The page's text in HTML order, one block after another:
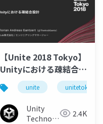
【Unite 2018 Tokyo】
Unityにおける疎結合設
計 ～UIへの適用事例か
ら学ぶ、テクニックと
メリット～
unite unitetokyo
Unity
Technologies 2.4K